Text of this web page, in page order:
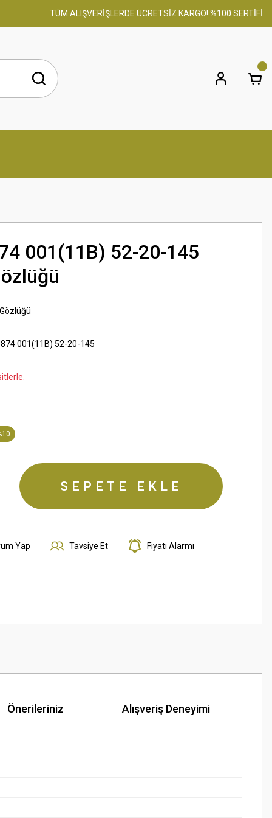
TÜM ALIŞVERİŞLERDE ÜCRETSİZ KARGO! %100 SERTİFİKALI
001(11B) 52-20-145
001(11B) 52-20-145
SEPETE EKLE
Yap Tavsiye Et Fiyatı Alarmı
Önerileriniz Alışveriş Deneyimi